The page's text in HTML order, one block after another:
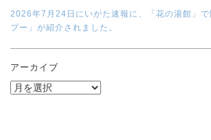
2026年7月24日にいがた速報に、「花の湯館」で
プー」が紹介されました。
アーカイブ